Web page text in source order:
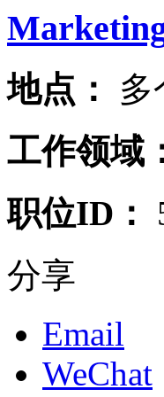
地点： 多
工作领域
职位ID：
分享
Email
WeChat